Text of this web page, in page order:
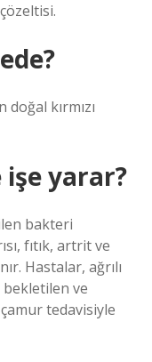
kırmızı
yarar?
bakteri
fıtık, artrit ve
Hastalar, ağrılı
ve
tedavisiyle